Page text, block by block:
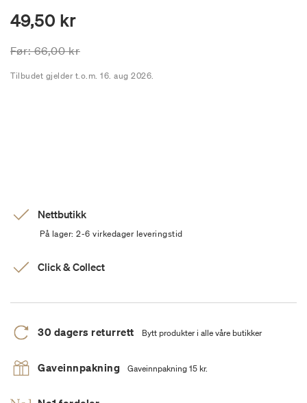
49,50 kr
Prisen er nedsatt fra
Før:66,00 krtil
Tilbudet gjelder t.o.m. 16. aug 2026.
Nettbutikk
På lager: 2-6 virkedager leveringstid
Click & Collect
30 dagers returrett Bytt produkter i alle våre butikker
Gaveinnpakning Gaveinnpakning 15 kr.